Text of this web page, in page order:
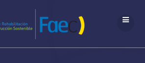
al
contenido